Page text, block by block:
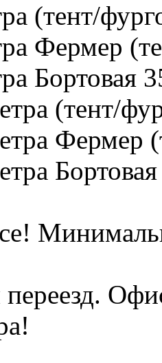
(тент/
Фермер
Бортовая
(тент/
Фермер